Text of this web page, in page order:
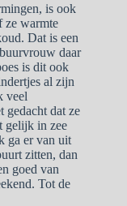
is ook
ze warmte
Dat is een
daar
is dit ook
al zijn
veel
gedacht dat ze
gelijk in zee
ga er van uit
zitten, dan
goed van
Tot de